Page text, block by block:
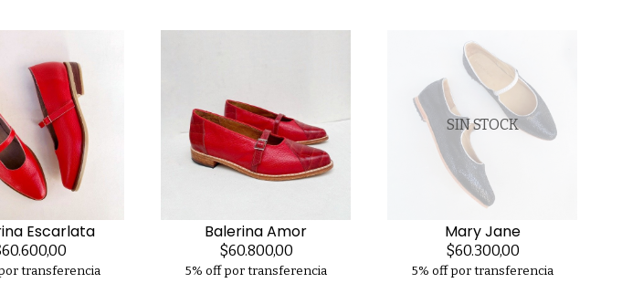
Escarlata
transferencia
Balerina Amor
$60.800,00
5% off por transferencia
SIN STOCK
Mary Jane
$60.300,00
5% off por transferencia